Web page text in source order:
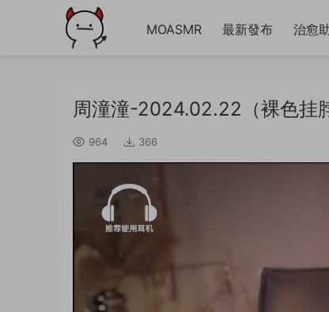
MOASMR 最新發布 治愈
周潼潼-2024.02.22（裸色挂
964 366